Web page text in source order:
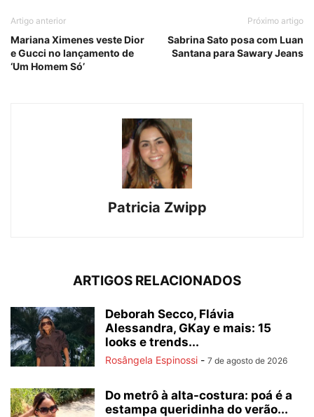
Artigo anterior
Mariana Ximenes veste Dior
e Gucci no lançamento de
‘Um Homem Só’
Próximo artigo
Sabrina Sato posa com Luan
Santana para Sawary Jeans
Patricia Zwipp
ARTIGOS RELACIONADOS
Deborah Secco, Flávia
Alessandra, GKay e mais: 15
looks e trends...
Rosângela Espinossi - 7 de agosto de 2026
Do metrô à alta-costura: poá é a
estampa queridinha do verão...